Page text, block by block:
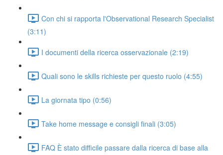
Con chi si rapporta l'Observational Research Specialist
(3:11)
I documenti della ricerca osservazionale (2:19)
Quali sono le skills richieste per questo ruolo (4:55)
La giornata tipo (0:56)
Take home message e consigli finali (3:05)
FAQ È stato difficile passare dalla ricerca di base alla